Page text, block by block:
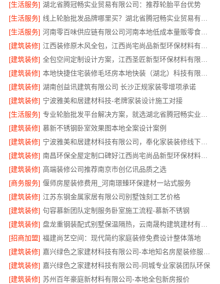
[生活服务] 湖北省腾冠畅实业贸易有限公司：推荐轮胎平台优势
[生活服务]
[生活服务]
河南零百味供应链有限公司河南本地低成本量贩零食全域盈利
[建筑装修]
[建筑装修]
[建筑装修]
[建筑装修] 湖南创益讯建筑有限公司 长沙正规家装零增项承诺
[建筑装修] 宁波雅美和居建材科技-老牌家装设计施工对接
[生活服务]
[建筑装修] 慕新不锈钢卧室效果图本地全案设计案例
[建筑装修]
宁波雅美和居建材科技有限公司，奉化家装装修线下门店地址
[建筑装修]
南昌环保全屋定制口碑好江西尚宅尚品新型环保材料有限公司
[建筑装修] 高端装修公司推荐南京市创亿讯品质之选
[商务服务] 偃师房屋装修费用_河南璟臻环保建材一站式服务
[建筑装修] 江苏东钢金属家居有限公司别墅蚀刻工艺价格
[建筑装修] 句容慕新团队定制服务卧室施工流程-慕新不锈钢
[建筑装修]
[招商加盟] 福建尚艺空间：现代简约家庭装修免费设计整体落地
[建筑装修]
[建筑装修] 嘉兴绿色之家建材科技有限公司-同城专业家装团队环保
[建筑装修] 苏州百年豪庭新材料有限公司-本地全包新房报价